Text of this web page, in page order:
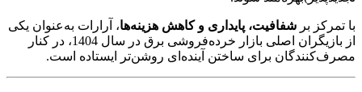
با تمرکز بر شفافیت، پایداری و کاهش هزینه‌ها، آرارات به‌عنوان یکی
از بازیگران اصلی بازار خرده‌فروشی برق در سال 1404، در کنار
مصرف‌کنندگان برای ساختن آینده‌ای روشن‌تر ایستاده است.